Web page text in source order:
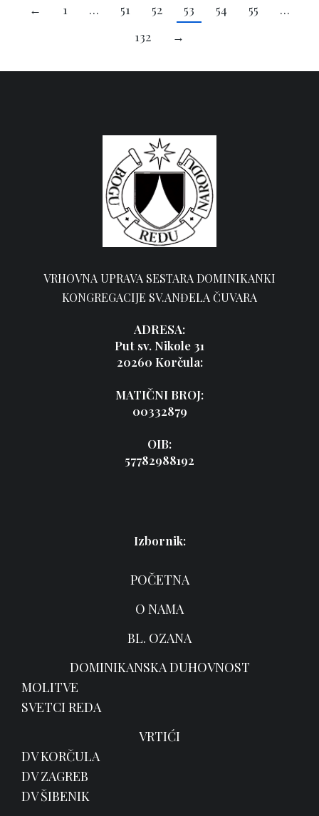
← 1 … 51 52 53 54 55
…
132
→
VRHOVNA UPRAVA SESTARA DOMINIKANKI
KONGREGACIJE SV.ANĐELA ČUVARA
ADRESA:
Put sv. Nikole 31
20260 Korčula:
MATIČNI BROJ:
00332879
OIB:
57782988192
Izbornik:
POČETNA
O NAMA
BL. OZANA
DOMINIKANSKA DUHOVNOST
MOLITVE
SVETCI REDA
VRTIĆI
DV KORČULA
DV ZAGREB
DV ŠIBENIK